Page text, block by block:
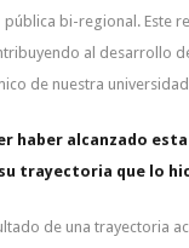
bi-regional. Este
al desarrollo
de nuestra
haber alcanzado
trayectoria que lo
de una trayectoria